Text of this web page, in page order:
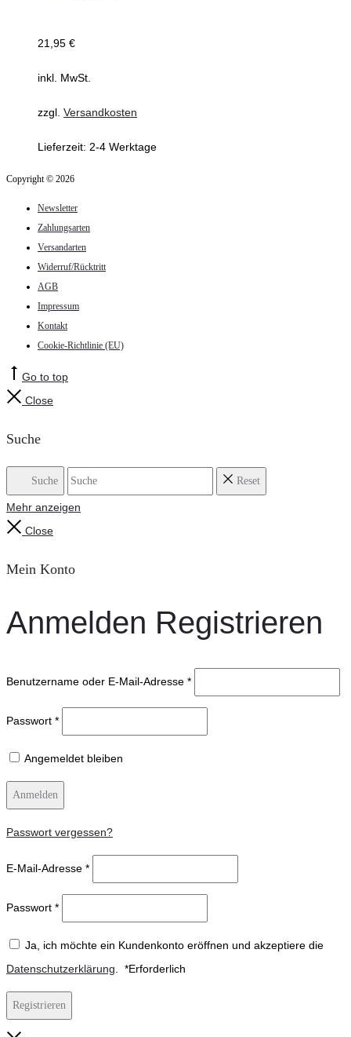
21,95 €
inkl. MwSt.
zzgl. Versandkosten
Lieferzeit: 2-4 Werktage
Copyright © 2026
Newsletter
Zahlungsarten
Versandarten
Widerruf/Rücktritt
AGB
Impressum
Kontakt
Cookie-Richtlinie (EU)
Go to top
Close
Suche
Suche Reset
Mehr anzeigen
Close
Mein Konto
Anmelden Registrieren
Benutzername oder E-Mail-Adresse *
Passwort *
Angemeldet bleiben
Anmelden
Passwort vergessen?
E-Mail-Adresse *
Passwort *
Ja, ich möchte ein Kundenkonto eröffnen und akzeptiere die
Datenschutzerklärung
*Erforderlich
Registrieren